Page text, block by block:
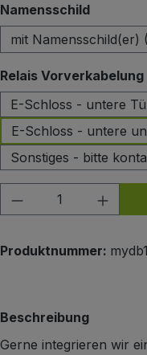
Namensschild
mit Namensschild(er)
Relais Vorverkabelung
E-Schloss - untere
E-Schloss - untere
Sonstiges - bitte
Produkt Anzahl:
Produktnummer:
Beschreibung
Gerne integrieren wir